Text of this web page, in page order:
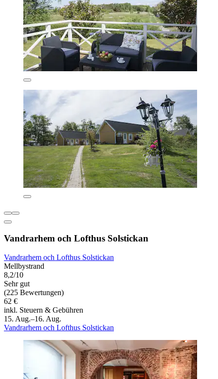
Vandrarhem och Lofthus Solstickan
Vandrarhem och Lofthus Solstickan
Mellbystrand
8,2/10
Sehr gut
(225 Bewertungen)
62 €
inkl. Steuern & Gebühren
15. Aug.–16. Aug.
Vandrarhem och Lofthus Solstickan